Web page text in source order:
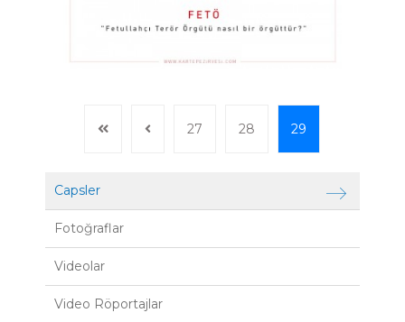
Capsler
Fotoğraflar
Videolar
Video Röportajlar
27 28 29